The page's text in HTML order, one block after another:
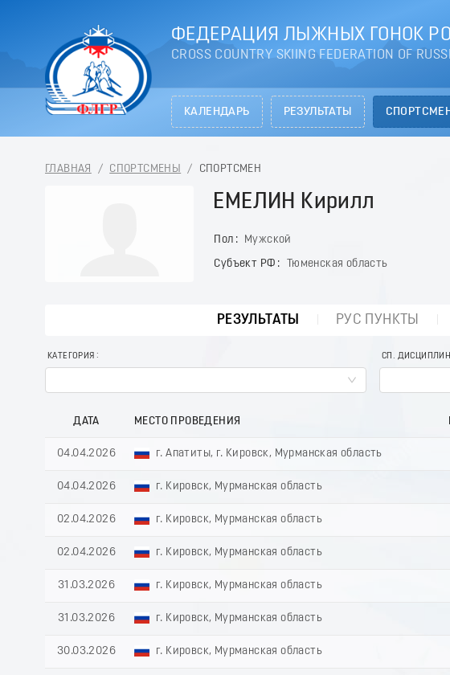
ФЕДЕРАЦИЯ ЛЫЖНЫХ ГОНОК
CROSS COUNTRY SKIING FEDERATION OF
КАЛЕНДАРЬ РЕЗУЛЬТАТЫ
ГЛАВНАЯ / СПОРТСМЕНЫ / СПОРТСМЕН
ЕМЕЛИН Кирилл
Пол Мужской
Субъект РФ
Тюменская область
РЕЗУЛЬТАТЫ РУС ПУНКТЫ
КАТЕГОРИЯ СП.
ДАТА МЕСТО ПРОВЕДЕНИЯ
04.04.2026 г. Апатиты, г. Кировск, Мурманская область
04.04.2026 г. Кировск, Мурманская область
02.04.2026 г. Кировск, Мурманская область
02.04.2026 г. Кировск, Мурманская область
31.03.2026 г. Кировск, Мурманская область
31.03.2026 г. Кировск, Мурманская область
30.03.2026 г. Кировск, Мурманская область